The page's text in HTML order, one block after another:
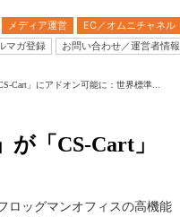
メディア運営 EC／オムニチャネル
マガ登録 お問い合わせ／運営者情報
Cart」にアドオン可能に：世界標準...
「CS-Cart」
ロッグマンオフィスの高機能